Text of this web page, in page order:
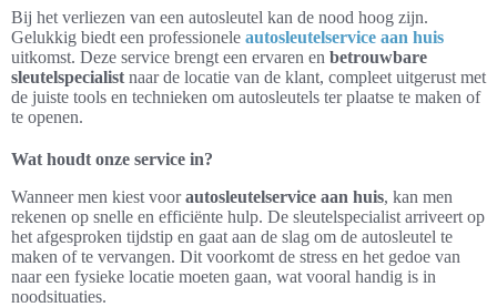
Bij het verliezen van een autosleutel kan de nood hoog zijn.
Gelukkig biedt een professionele autosleutelservice aan huis
uitkomst. Deze service brengt een ervaren en betrouwbare
sleutelspecialist naar de locatie van de klant, compleet uitgerust met
de juiste tools en technieken om autosleutels ter plaatse te maken of
te openen.
Wat houdt onze service in?
Wanneer men kiest voorautosleutelservice aan huis, kan men
rekenen op snelle en efficiënte hulp. De sleutelspecialist arriveert op
het afgesproken tijdstip en gaat aan de slag om de autosleutel te
maken of te vervangen. Dit voorkomt de stress en het gedoe van
naar een fysieke locatie moeten gaan, wat vooral handig is in
noodsituaties.